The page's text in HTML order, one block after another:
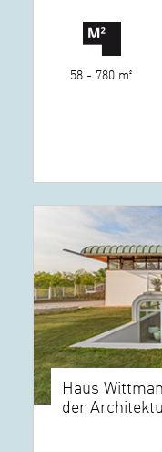
58 - 780 m²
Haus
der